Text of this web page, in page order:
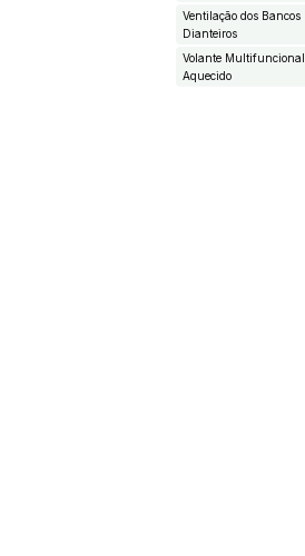
Ventilação dos Bancos
Dianteiros
Volante Multifuncional
Aquecido